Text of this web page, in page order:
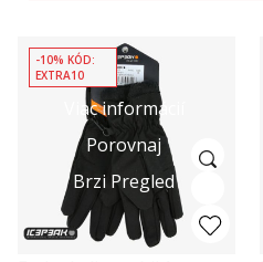
Viac informácií
Porovnaj
Brzi Pregled
-10% KÓD:
EXTRA10